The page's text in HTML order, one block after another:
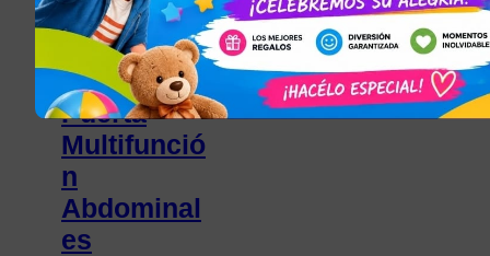
Barra
Ejercicios
Para
Puerta
Multifunció
n
Abdominal
es